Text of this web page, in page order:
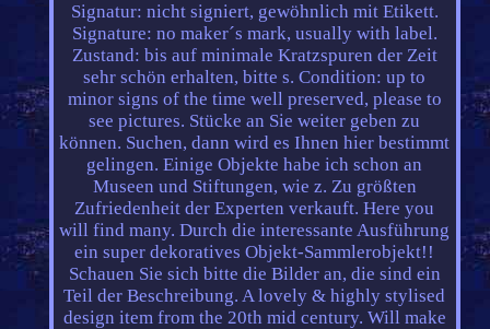
Signatur: nicht signiert, gewöhnlich mit Etikett.
Signature: no maker´s mark, usually with label.
Zustand: bis auf minimale Kratzspuren der Zeit
sehr schön erhalten, bitte s. Condition: up to
minor signs of the time well preserved, please to
see pictures. Stücke an Sie weiter geben zu
können. Suchen, dann wird es Ihnen hier bestimmt
gelingen. Einige Objekte habe ich schon an
Museen und Stiftungen, wie z. Zu größten
Zufriedenheit der Experten verkauft. Here you
will find many. Durch die interessante Ausführung
ein super dekoratives Objekt-Sammlerobjekt!!
Schauen Sie sich bitte die Bilder an, die sind ein
Teil der Beschreibung. A lovely & highly stylised
design item from the 20th mid century. Will make